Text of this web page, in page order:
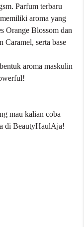
Parfum terbaru
aroma yang
Orange Blossom dan
Caramel, serta base
aroma maskulin
mau kalian coba
di BeautyHaulAja!